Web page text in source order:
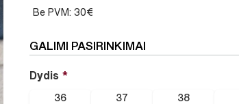
Be PVM: 30€
GALIMI PASIRINKIMAI
Dydis
36 37 38